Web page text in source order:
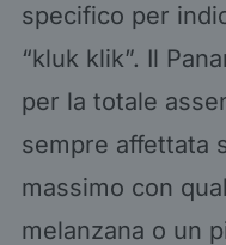
specifico per
“kluk klik”. Il
per la totale
sempre affettata
massimo con
melanzana o un